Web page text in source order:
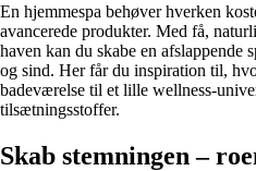
En hjemmespa behøver hverken
avancerede produkter. Med få,
haven kan du skabe en afslappende
og sind. Her får du inspiration til,
badeværelse til et lille wellness-
tilsætningsstoffer.
Skab stemningen –